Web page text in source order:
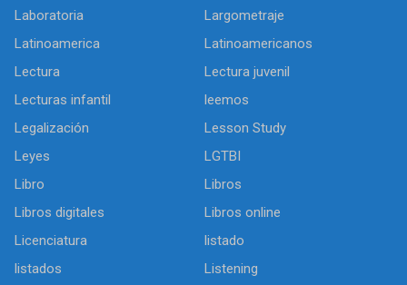
Laboratoria
Largometraje
Latinoamerica
Latinoamericanos
Lectura
Lectura juvenil
Lecturas infantil
leemos
Legalización
Lesson Study
Leyes
LGTBI
Libro
Libros
Libros digitales
Libros online
Licenciatura
listado
listados
Listening